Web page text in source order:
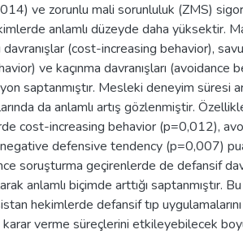
ve zorunlu mali sorunluluk (ZMS)
anlamlı düzeyde daha yüksektir.
davranışlar (cost-increasing behavior),
ve kaçınma davranışları (avoidance
saptanmıştır. Mesleki deneyim süresi
da anlamlı artış gözlenmiştir.
cost-increasing behavior (p=0,012),
defensive tendency (p=0,007)
soruşturma geçirenlerde de defansif
anlamlı biçimde arttığı saptanmıştır.
hekimlerde defansif tıp uygulamalarını
verme süreçlerini etkileyebilecek